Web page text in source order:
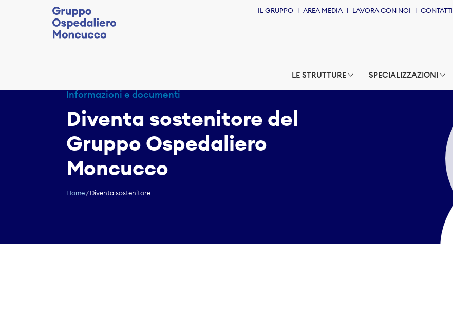
LE STRUTTURE SPECIALIZZAZIONI
IL GRUPPO AREA MEDIA LAVORA CON NOI CONTATTI
Informazioni e documenti
Diventa sostenitore del
Gruppo Ospedaliero
Moncucco
Home/Diventa sostenitore